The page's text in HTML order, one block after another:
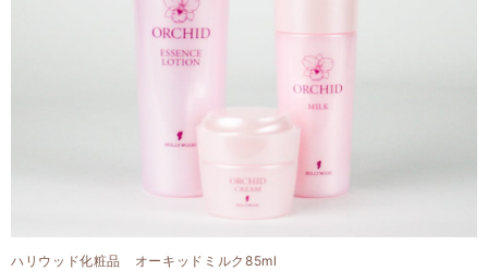
ハリウッド化粧品 オーキッドミルク85ml